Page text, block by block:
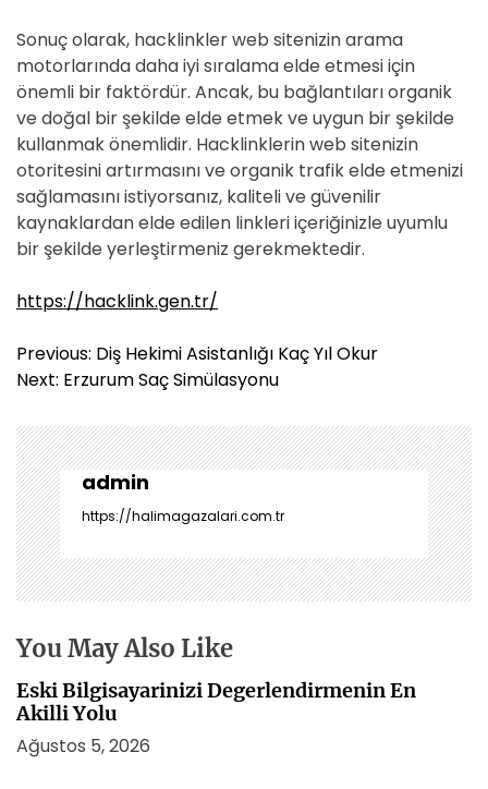
Sonuç olarak, hacklinkler web sitenizin arama
motorlarında daha iyi sıralama elde etmesi için
önemli bir faktördür. Ancak, bu bağlantıları organik
ve doğal bir şekilde elde etmek ve uygun bir şekilde
kullanmak önemlidir. Hacklinklerin web sitenizin
otoritesini artırmasını ve organik trafik elde etmenizi
sağlamasını istiyorsanız, kaliteli ve güvenilir
kaynaklardan elde edilen linkleri içeriğinizle uyumlu
bir şekilde yerleştirmeniz gerekmektedir.
https://hacklink.gen.tr/
Y
a
ı
g
e
z
i
n
m
s
i
Previous: Diş Hekimi Asistanlığı Kaç Yıl Okur
Next: Erzurum Saç Simülasyonu
admin
https://halimagazalari.com.tr
You May Also Like
Eski Bilgisayarinizi Degerlendirmenin En
Akilli Yolu
Ağustos 5, 2026